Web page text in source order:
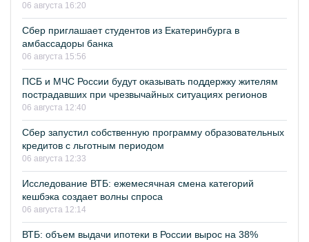
06 августа 16:20
Сбер приглашает студентов из Екатеринбурга в
амбассадоры банка
06 августа 15:56
ПСБ и МЧС России будут оказывать поддержку жителям
пострадавших при чрезвычайных ситуациях регионов
06 августа 12:40
Сбер запустил собственную программу образовательных
кредитов с льготным периодом
06 августа 12:33
Исследование ВТБ: ежемесячная смена категорий
кешбэка создает волны спроса
06 августа 12:14
ВТБ: объем выдачи ипотеки в России вырос на 38%